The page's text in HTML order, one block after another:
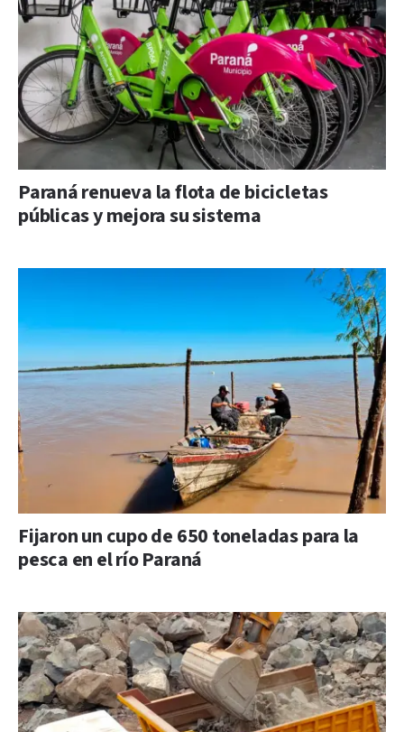
Paraná renueva la flota de bicicletas
públicas y mejora su sistema
Fijaron un cupo de 650 toneladas para la
pesca en el río Paraná